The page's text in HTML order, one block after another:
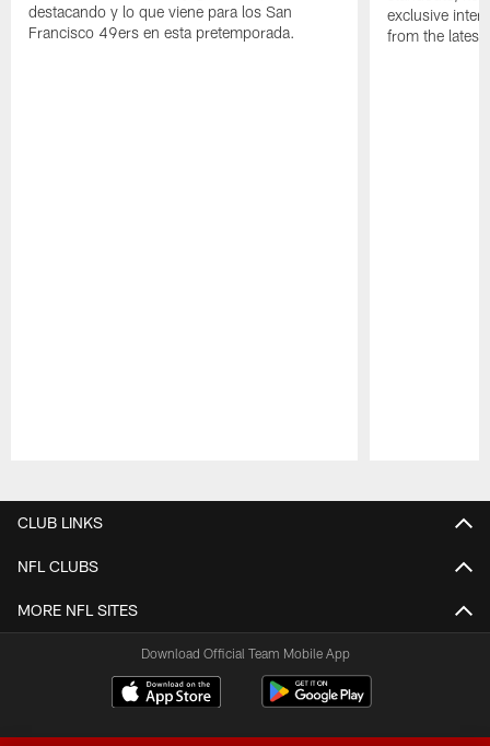
destacando y lo que viene para los San
Francisco 49ers en esta pretemporada.
exclusive
from the latest
CLUB LINKS
NFL CLUBS
MORE NFL SITES
Download Official Team Mobile App